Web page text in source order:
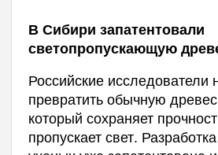
В Сибири запатентовали
светопропускающую
Российские исследователи
превратить обычную
который сохраняет
пропускает свет.